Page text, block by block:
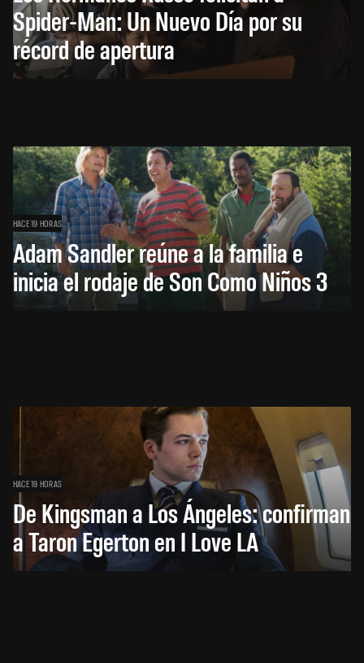
Spider-Man: Un Nuevo Día por su
récord de apertura
HACE 19 HORAS
Adam Sandler reúne a la familia e
inicia el rodaje de Son Como Niños 3
HACE 19 HORAS
De Kingsman a Los Ángeles: confirman
a Taron Egerton en I Love LA